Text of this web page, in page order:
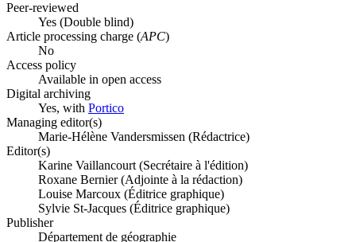
Peer-reviewed
Yes (Double blind)
Article processing charge (APC)
No
Access policy
Available in open access
Digital archiving
Yes, with Portico
Managing editor(s)
Marie-Hélène Vandersmissen (Rédactrice)
Editor(s)
Karine Vaillancourt (Secrétaire à l'édition)
Roxane Bernier (Adjointe à la rédaction)
Louise Marcoux (Éditrice graphique)
Sylvie St-Jacques (Éditrice graphique)
Publisher
Département de géographie